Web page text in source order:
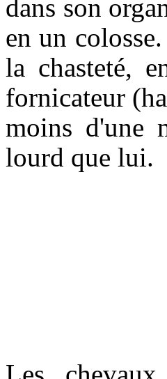
dans son
en un
la chasteté,
fornicateur
moins d'une
lourd que lui.